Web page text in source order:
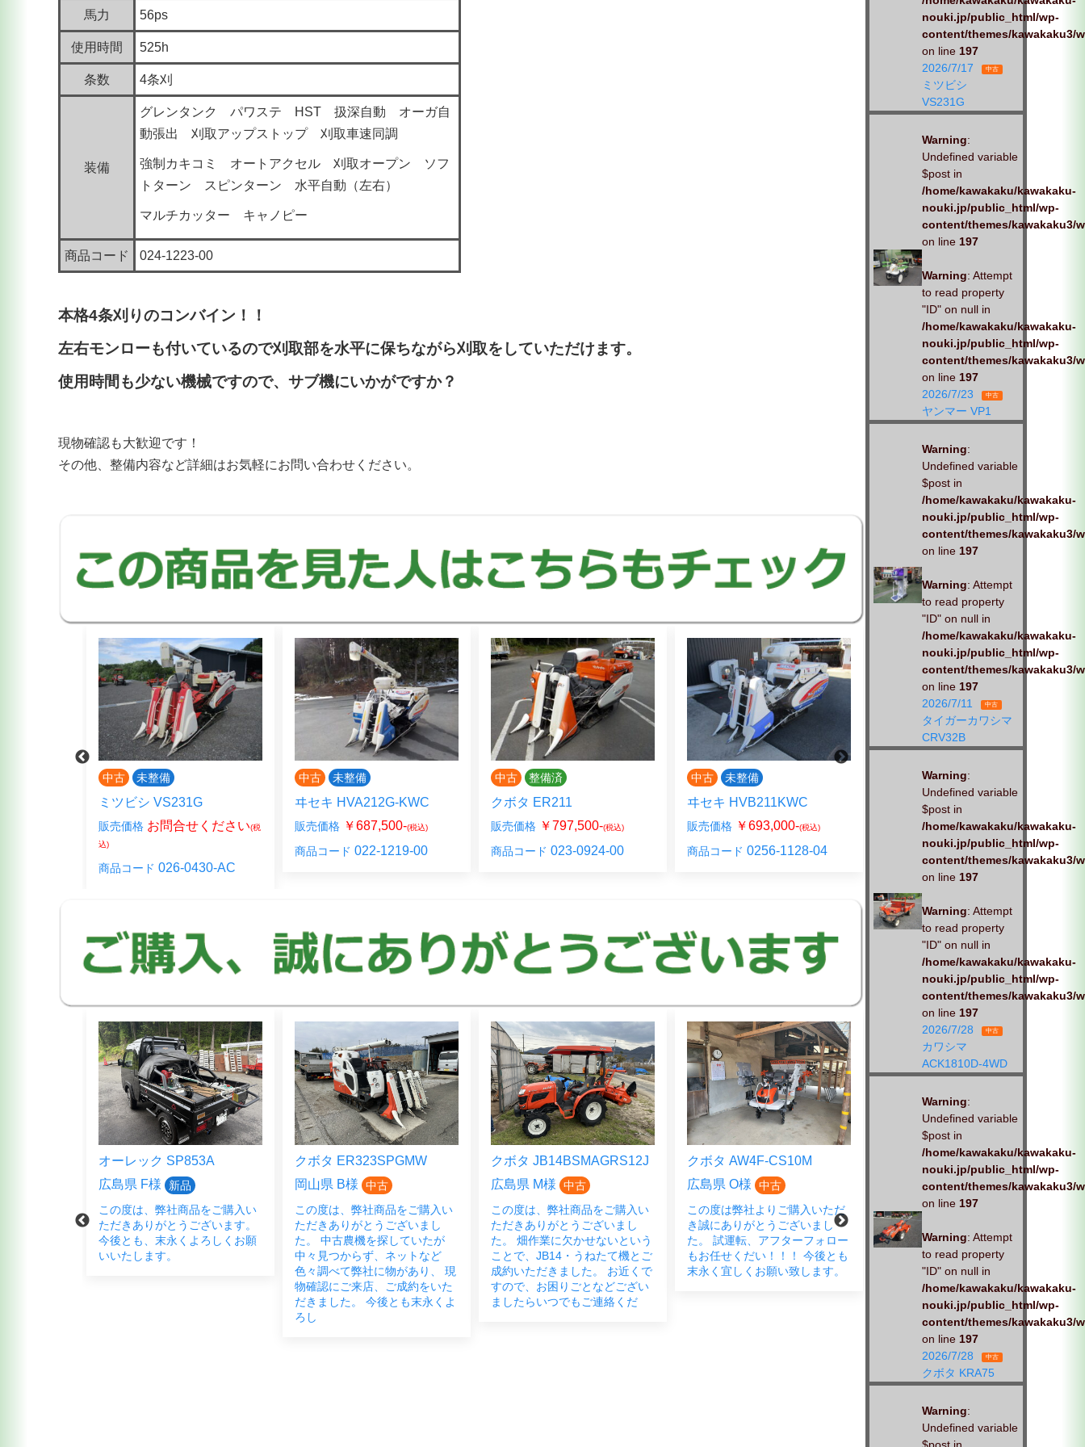
馬力 56ps
使用時間 525h
条数 4条刈
装備
グレンタンク パワステ HST 扱深自動 オーガ自
動張出 刈取アップストップ 刈取車速同調
強制カキコミ オートアクセル 刈取オープン ソフ
トターン スピンターン 水平自動（左右）
マルチカッター キャノピー
商品コード 024-1223-00
本格4条刈りのコンバイン！！
左右モンローも付いているので刈取部を水平に保ちながら刈取をしていただけます。
使用時間も少ない機械ですので、サブ機にいかがですか？
現物確認も大歓迎です！
その他、整備内容など詳細はお気軽にお問い合わせください。
中古 未整備
ミツビシ VS231G
販売価格 お問合せください(税
込)
商品コード 026-0430-AC
中古 未整備
ヰセキ HVA212G-KWC
販売価格 ￥687,500-(税込)
商品コード 022-1219-00
中古 整備済
クボタ ER211
販売価格 ￥797,500-(税込)
商品コード 023-0924-00
中古 未整備
ヰセキ HVB211KWC
販売価格 ￥693,000-(税込)
商品コード 0256-1128-04
未整備
ヰセキ HVB211G-EZKHWC
販売価格 ￥797,500-(税込)
商品コード023-1222-03
オーレック SP853A
広島県 F様
新品
この度は、弊社商品をご購入い
ただきありがとうございます。
今後とも、末永くよろしくお願
いいたします。
クボタ ER323SPGMW
岡山県 B様
中古
この度は、弊社商品をご購入い
ただきありがとうございまし
た。 中古農機を探していたが
中々見つからず、ネットなど
色々調べて弊社に物があり、 現
物確認にご来店、ご成約をいた
だきました。 今後とも末永くよ
ろし
クボタ JB14BSMAGRS12J
広島県 M様
中古
この度は、弊社商品をご購入い
ただきありがとうございまし
た。 畑作業に欠かせないという
ことで、JB14・うねたて機とご
成約いただきました。 お近くで
すので、お困りごとなどござい
ましたらいつでもご連絡くだ
クボタ AW4F-CS10M
広島県 O様
中古
この度は弊社よりご購入いただ
き誠にありがとうございまし
た。 試運転、アフターフォロー
もお任せくだい！！！ 今後とも
末永く宜しくお願い致します。
クボタ EP4DF-CS
広島県 S様 中古
この度は、弊社商品をご購入い
ただきありがとうございまし
た。 春の蔵出し市にご来店さ
れ、ご成約いただきました。
「試運転もお願いします」とお
声がけいただきました。 しっか
りと、対応させていただきま
nouki.jp/public_html/wp-
content/themes/kawakaku3/
on line 197
2026/7/17
中古
ミツビシ
VS231G
Warning:
Undefined variable
$post in
/home/kawakaku/kawakaku-
nouki.jp/public_html/wp-
content/themes/kawakaku3/
on line 197
Warning: Attempt
to read property
"ID" on null in
/home/kawakaku/kawakaku-
nouki.jp/public_html/wp-
content/themes/kawakaku3/
on line 197
2026/7/23
中古
ヤンマー VP1
Warning:
Undefined variable
$post in
/home/kawakaku/kawakaku-
nouki.jp/public_html/wp-
content/themes/kawakaku3/
on line 197
Warning: Attempt
to read property
"ID" on null in
/home/kawakaku/kawakaku-
nouki.jp/public_html/wp-
content/themes/kawakaku3/
on line 197
2026/7/11
中古
タイガーカワシマ
CRV32B
Warning:
Undefined variable
$post in
/home/kawakaku/kawakaku-
nouki.jp/public_html/wp-
content/themes/kawakaku3/
on line 197
Warning: Attempt
to read property
"ID" on null in
/home/kawakaku/kawakaku-
nouki.jp/public_html/wp-
content/themes/kawakaku3/
on line 197
2026/7/28
中古
カワシマ
ACK1810D-4WD
Warning:
Undefined variable
$post in
/home/kawakaku/kawakaku-
nouki.jp/public_html/wp-
content/themes/kawakaku3/
on line 197
Warning: Attempt
to read property
"ID" on null in
/home/kawakaku/kawakaku-
nouki.jp/public_html/wp-
content/themes/kawakaku3/
on line 197
2026/7/28
中古
クボタ KRA75
Warning:
Undefined variable